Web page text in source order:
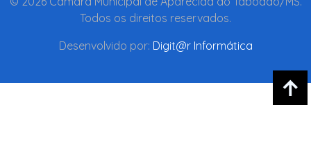
Todos os direitos reservados.
Desenvolvido por: Digit@r Informática